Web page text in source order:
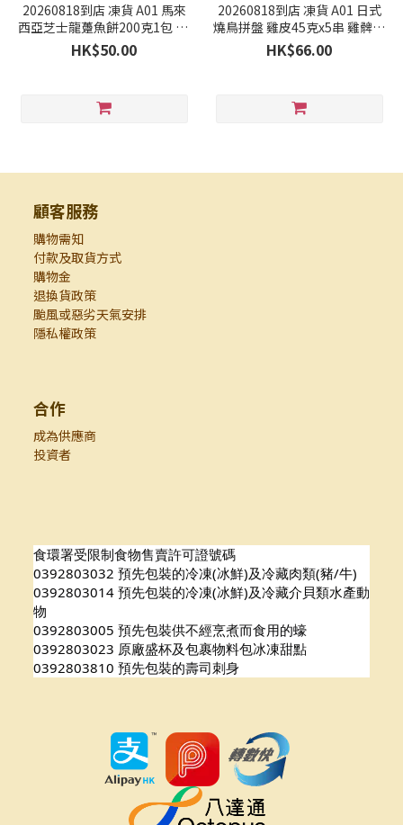
20260818到店 凍貨 A01 馬來
西亞芝士龍躉魚餅200克1包 50
元2包 預售
HK$50.00
20260818到店 凍貨 A01 日式
燒鳥拼盤 雞皮45克x5串 雞髀肉
大蔥45克x5串 雞髀肉大蒜45克
x5串（香港製造）優惠價66元1
HK$66.00
顧客服務
購物需知
付款及取貨方式
購物金
退換貨政策
颱風或惡劣天氣安排
隱私權政策
合作
成為供應商
投資者
食環署受限制食物售賣許可證號碼
0392803032 預先包裝的冷凍(冰鮮)及冷藏肉類(豬/牛)
0392803014 預先包裝的冷凍(冰鮮)及冷藏介貝類水產動
物
0392803005 預先包裝供不經烹煮而食用的蠔
0392803023 原廠盛杯及包裹物料包冰凍甜點
0392803810 預先包裝的壽司刺身